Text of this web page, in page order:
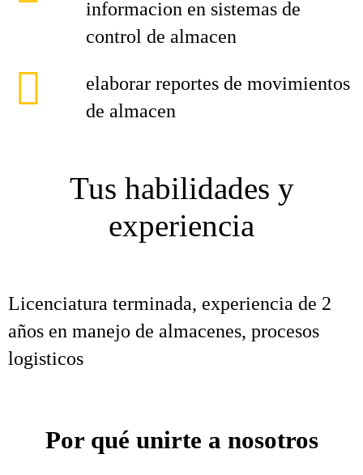
informacion en sistemas de
control de almacen
elaborar reportes de movimientos
de almacen
Tus habilidades y
experiencia
Licenciatura terminada, experiencia de 2
años en manejo de almacenes, procesos
logisticos
Por qué unirte a nosotros